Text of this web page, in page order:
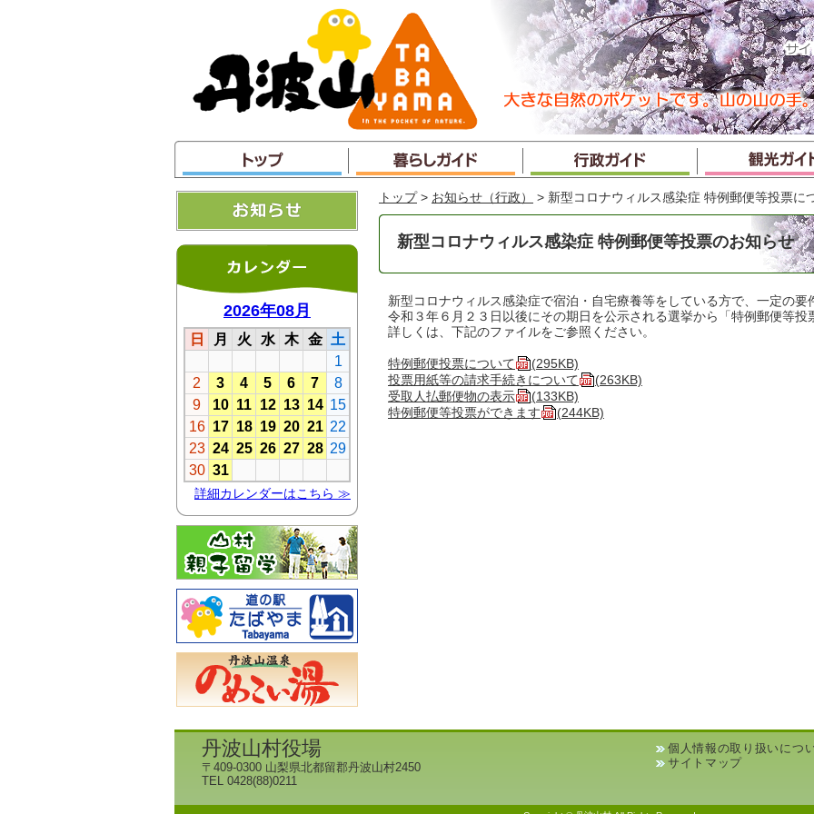
ャ
ン
プ
トップ > お知らせ（行政） > 新型コロナウィルス感染症 特例郵便等投票に
新型コロナウィルス感染症 特例郵便等投票のお知らせ
新型コロナウィルス感染症で宿泊・自宅療養等をしている方で、一定の要
令和３年６月２３日以後にその期日を公示される選挙から「特例郵便等投
詳しくは、下記のファイルをご参照ください。
特例郵便投票について
(295KB)
投票用紙等の請求手続きについて
(263KB)
受取人払郵便物の表示
(133KB)
特例郵便等投票ができます
(244KB)
丹波山村役場
〒409-0300 山梨県北都留郡丹波山村2450
TEL 0428(88)0211
個人情報の取り扱いにつ
サイトマップ